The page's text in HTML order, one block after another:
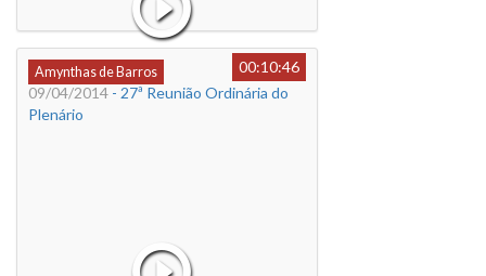
Amynthas de Barros
00:10:46
09/04/2014 - 27ª Reunião Ordinária do
Plenário